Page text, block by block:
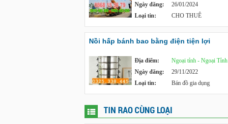
Ngày đăng:
26/01/2024
Loại tin:
CHO THUÊ
Nồi hấp bánh bao bằng điện tiện lợi
Địa điểm:
Ngoại tỉnh - Ngoại Tỉnh
Ngày đăng:
29/11/2022
Loại tin:
Bán đồ gia dụng
TIN RAO CÙNG LOẠI